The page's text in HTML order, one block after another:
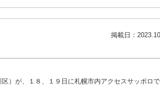
掲載日：
）が、１８、１９日に札幌市内アクセスサッポロ